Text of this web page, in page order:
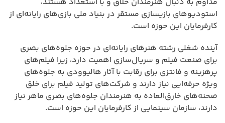
استودیوهای بازیسازی مستقر در بنیاد ملی بازی‌های رایانه‌ای از
کارفرمایان این حوزه است.
آینده شغلی رشته هنرهای رایانه‌ای در حوزه جلوه‌های بصری
برای صنعت فیلم و سریال‌سازی اهمیت دارد، زیرا فیلم‌های
پرهزینه و فانتزی برای رقابت با آثار هالیوودی به جلوه‌های
ویژه حرفه‌ایی نیاز دارند و شرکت‌های تولید فیلم برای خلق
صحنه‌های خارق‌العاده به هنرمندان جلوه‌های بصری ماهر نیاز
دارند، سازمان سینمایی از کارفرمایان این حوزه است.